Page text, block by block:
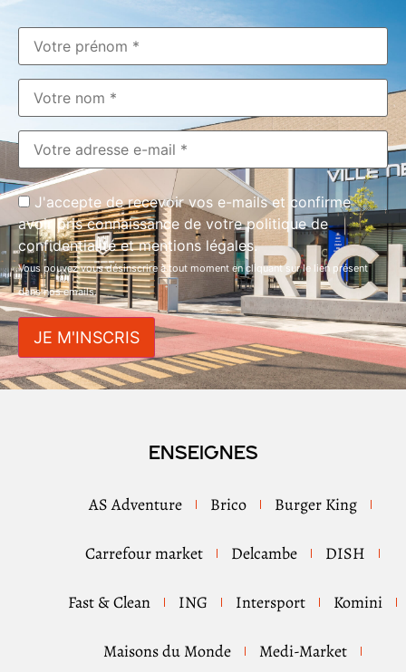
J'accepte de recevoir vos e-mails et confirme
avoir pris connaissance de votre politique de
confidentialité et mentions légales.
Vous pouvez vous désinscrire à tout moment en cliquant sur le lien présent
dans nos emails.
Enseignes
AS Adventure Brico Burger King
Carrefour market Delcambe DISH
Fast & Clean ING Intersport Komini
Maisons du Monde Medi-Market